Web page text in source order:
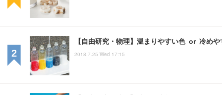
【自由研究・物理】温まりやすい色 or 冷め
2018.7.25 Wed 17:15